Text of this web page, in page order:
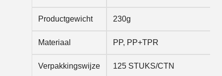
Productgewicht 230g
Materiaal PP, PP+TPR
Verpakkingswijze 125 STUKS/CTN